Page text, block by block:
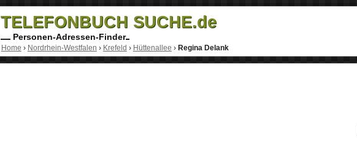
TELEFONBUCH SUCHE.de
Personen-Adressen-Finder
Home › Nordrhein-Westfalen › Krefeld › Hüttenallee › Regina Delank